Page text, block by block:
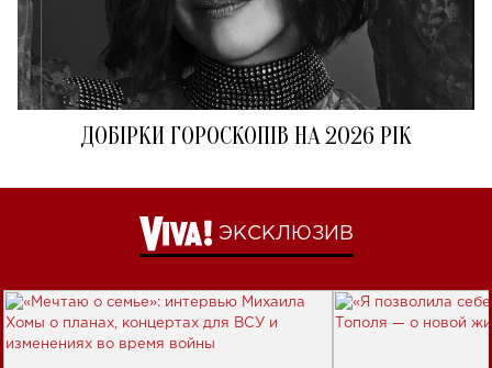
ДОБІРКИ ГОРОСКОПІВ НА 2026 РІК
ЭКСКЛЮЗИВ